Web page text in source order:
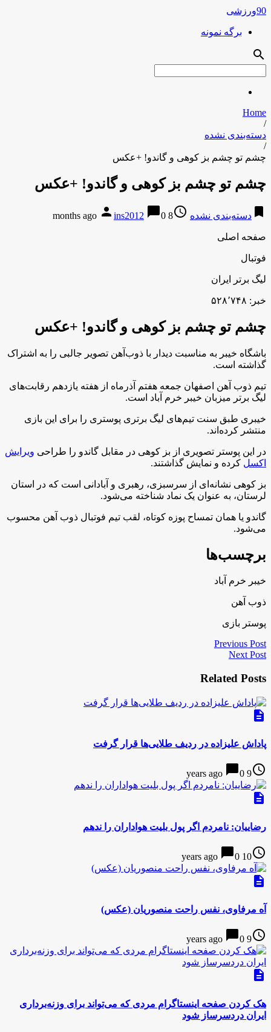
90ورزشی
برگه نمونه
search
Home
/
دسته‌بندی نشده
/
چشم تو چشم بز کوهی و گاندو! +عکس
چشم تو چشم بز کوهی و گاندو! +عکس
bookmark دسته‌بندی نشده access_time
8 months ago
person ins2012 chat_bubble0
صفحه اصلی
فوتبال
لیگ برتر ایران
خبر: ۵۲۸٬۷۴۸
چشم تو چشم بز کوهی و گاندو! +عکس
باشگاه خیبر به مناسبت دیدار با ذوب‌آهن تصویر جالبی را به اشتراک
گذاشته است.
تیم ذوب آهن اصفهان جمعه هفتم آذرماه از هفته یازدهم رقابت‌های
لیگ برتر میزبان خیبر خرم آباد است.
خیبری طبق سنت تیم‌های لیگ برتری پوستری را برای این بازی
منتشر کرده‌اند.
در این پوستر تصویری از بز کوهی در مقابل گاندو را طراحی ویرایش
اکسل کرده و نمایش گذاشتند.
بز کوهی نشانه‌ای از سرسبزی، رهبری و آبادانی است که در استان
لرستان، به عنوان یک نماد شناخته می‌شود.
گاندو یا همان تمساح پوزه کوتاه، لقب تیم فوتبال ذوب آهن محسوب
می‌شود.
برچسب‌ها
خیبر خرم آباد
ذوب آهن
پوستر بازی
Previous Post
Next Post
Related Posts
description
پاداش علیزاده در ردیف طلایی‌ها قرار گرفت
access_time
9 years ago
chat_bubble0
description
رضاییان: نامردم اگر پول بلیت هواداران را ندهم
access_time
10 years ago
chat_bubble0
description
آه مرفاوی، نفس راحت منصوریان (عکس)
access_time
9 years ago
chat_bubble0
description
هک کردن صفحه اینستاگرام مردی که می‌تواند برای وزنه‌برداری
ایران دردسرساز شود